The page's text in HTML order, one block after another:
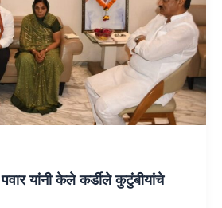
यांनी केले कर्डीले कुटुंबीयांचे